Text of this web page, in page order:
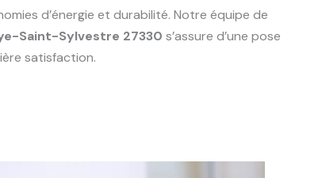
d’énergie et durabilité. Notre équipe de
Saint-Sylvestre 27330 s’assure d’une pose
satisfaction.